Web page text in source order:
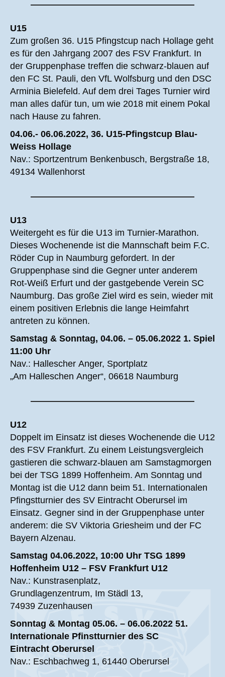
U15
Zum großen 36. U15 Pfingstcup nach Hollage geht
es für den Jahrgang 2007 des FSV Frankfurt. In
der Gruppenphase treffen die schwarz-blauen auf
den FC St. Pauli, den VfL Wolfsburg und den DSC
Arminia Bielefeld. Auf dem drei Tages Turnier wird
man alles dafür tun, um wie 2018 mit einem Pokal
nach Hause zu fahren.
04.06.- 06.06.2022, 36. U15-Pfingstcup Blau-
Weiss Hollage
Nav.: Sportzentrum Benkenbusch, Bergstraße 18,
49134 Wallenhorst
U13
Weitergeht es für die U13 im Turnier-Marathon.
Dieses Wochenende ist die Mannschaft beim F.C.
Röder Cup in Naumburg gefordert. In der
Gruppenphase sind die Gegner unter anderem
Rot-Weiß Erfurt und der gastgebende Verein SC
Naumburg. Das große Ziel wird es sein, wieder mit
einem positiven Erlebnis die lange Heimfahrt
antreten zu können.
Samstag & Sonntag, 04.06. – 05.06.2022 1. Spiel
11:00 Uhr
Nav.: Hallescher Anger, Sportplatz
„Am Halleschen Anger“, 06618 Naumburg
U12
Doppelt im Einsatz ist dieses Wochenende die U12
des FSV Frankfurt. Zu einem Leistungsvergleich
gastieren die schwarz-blauen am Samstagmorgen
bei der TSG 1899 Hoffenheim. Am Sonntag und
Montag ist die U12 dann beim 51. Internationalen
Pfingstturnier des SV Eintracht Oberursel im
Einsatz. Gegner sind in der Gruppenphase unter
anderem: die SV Viktoria Griesheim und der FC
Bayern Alzenau.
Samstag 04.06.2022, 10:00 Uhr TSG 1899
Hoffenheim U12 – FSV Frankfurt U12
Nav.: Kunstrasenplatz,
Grundlagenzentrum, Im Städl 13,
74939 Zuzenhausen
Sonntag & Montag 05.06. – 06.06.2022 51.
Internationale Pfinstturnier des SC
Eintracht Oberursel
Nav.: Eschbachweg 1, 61440 Oberursel